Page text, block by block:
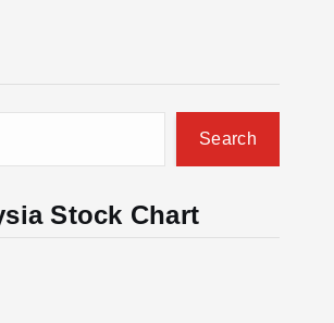
Search
Stock Chart